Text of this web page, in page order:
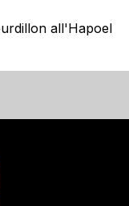
all'Hapoel